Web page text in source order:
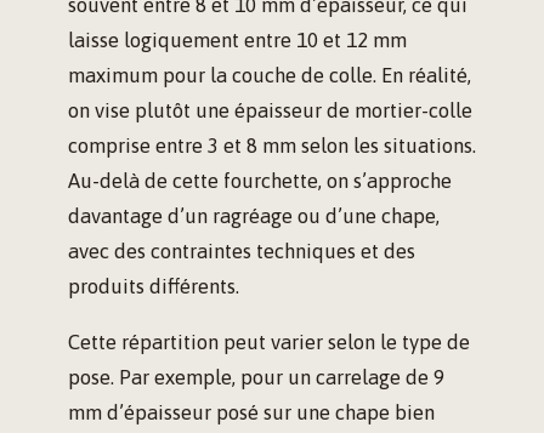
souvent entre 8 et 10 mm d’épaisseur, ce qui
laisse logiquement entre 10 et 12 mm
maximum pour la couche de colle. En réalité,
on vise plutôt une épaisseur de mortier-colle
comprise entre 3 et 8 mm selon les situations.
Au-delà de cette fourchette, on s’approche
davantage d’un ragréage ou d’une chape,
avec des contraintes techniques et des
produits différents.
Cette répartition peut varier selon le type de
pose. Par exemple, pour un carrelage de 9
mm d’épaisseur posé sur une chape bien